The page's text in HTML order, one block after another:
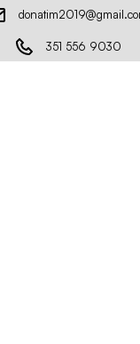
351 556 9030